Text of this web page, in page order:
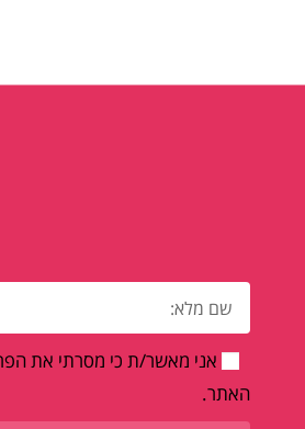
אני מאשר/ת כי מסרתי את
האתר.